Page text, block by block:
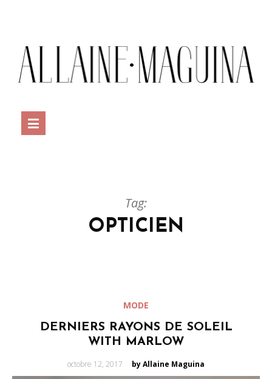
Tag:
OPTICIEN
MODE
DERNIERS RAYONS DE SOLEIL
WITH MARLOW
Posted
octobre 12, 2017 by Allaine Maguina